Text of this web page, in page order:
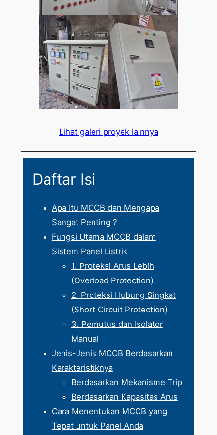
Lihat galeri proyek lainnya
Daftar Isi
Apa Itu MCCB dan Mengapa
Sangat Penting ?
Fungsi Utama MCCB dalam
Sistem Panel Listrik
1. Proteksi Arus Lebih
(Overload Protection)
2. Proteksi Hubung Singkat
(Short Circuit Protection)
3. Pemutus dan Isolator
Manual
Jenis-Jenis MCCB Berdasarkan
Karakteristiknya
Berdasarkan Mekanisme Trip
Berdasarkan Kapasitas Arus
Cara Menentukan MCCB yang
Tepat untuk Panel Anda